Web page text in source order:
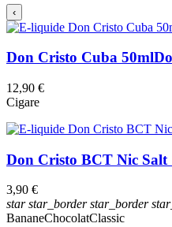
‹
Don Cristo Cuba 50ml
12,90 €
Cigare
Don Cristo BCT Nic Salt
3,90 €
starstar_borderstar_border
BananeChocolatClassic